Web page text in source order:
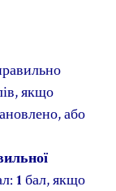
якщо
або
1 бал, якщо